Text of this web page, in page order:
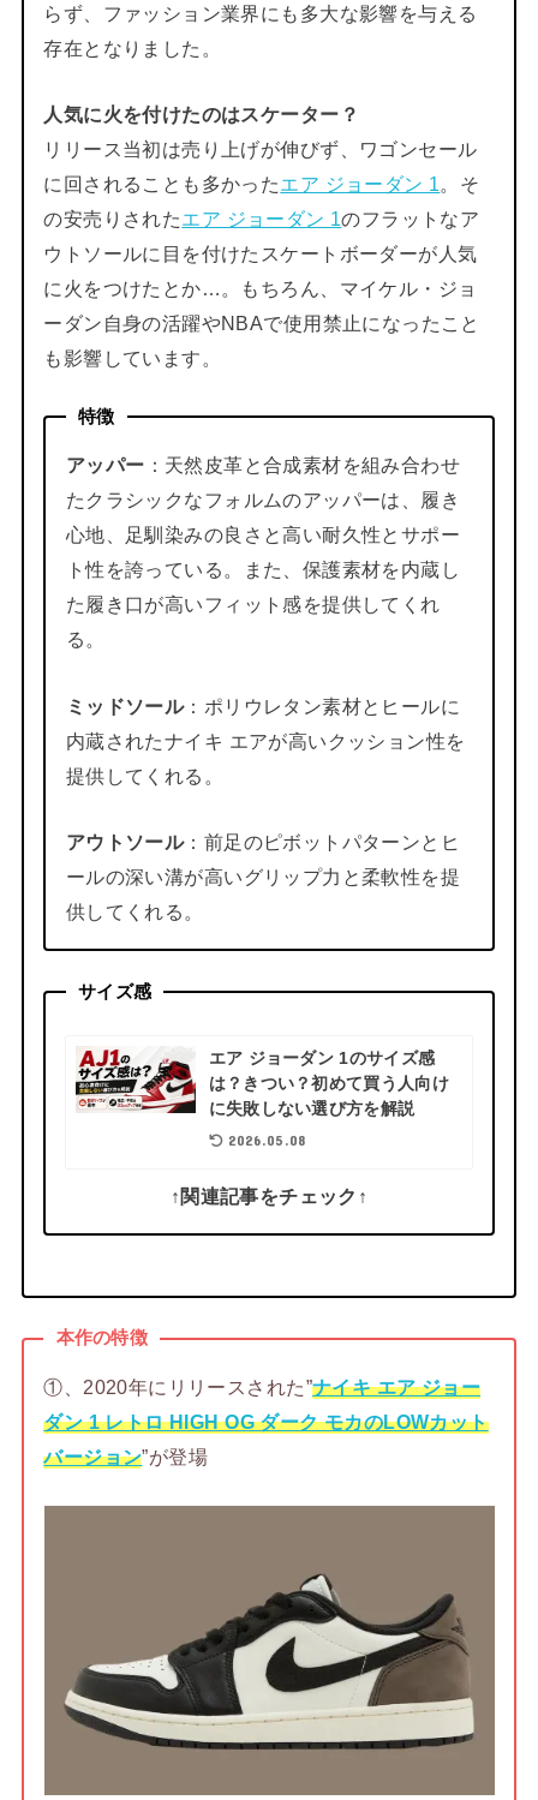
らず、ファッション業界にも多大な影響を与える
存在となりました。
人気に火を付けたのはスケーター？
リリース当初は売り上げが伸びず、ワゴンセール
に回されることも多かったエア ジョーダン 1。そ
の安売りされたエア ジョーダン 1のフラットなア
ウトソールに目を付けたスケートボーダーが人気
に火をつけたとか…。もちろん、マイケル・ジョ
ーダン自身の活躍やNBAで使用禁止になったこと
も影響しています。
特徴
アッパー ：天然皮革と合成素材を組み合わせ
たクラシックなフォルムのアッパーは、履き
心地、足馴染みの良さと高い耐久性とサポー
ト性を誇っている。また、保護素材を内蔵し
た履き口が高いフィット感を提供してくれ
る。
ミッドソール：ポリウレタン素材とヒールに
内蔵されたナイキ エアが高いクッション性を
提供してくれる。
アウトソール：前足のピボットパターンとヒ
ールの深い溝が高いグリップ力と柔軟性を提
供してくれる。
サイズ感
エア ジョーダン 1のサイズ感
は？きつい？初めて買う人向け
に失敗しない選び方を解説
2026.05.08
↑関連記事をチェック↑
本作の特徴
①、2020年にリリースされた”ナイキ エア ジョー
ダン 1 レトロ HIGH OG ダーク モカのLOWカット
バージョン”が登場